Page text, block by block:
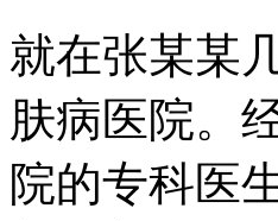
就在张某某
肤病医院。
院的专科医